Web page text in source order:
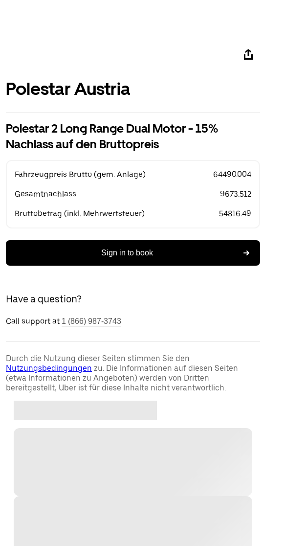
Polestar Austria
Polestar 2 Long Range Dual Motor - 15%
Nachlass auf den Bruttopreis
Fahrzeugpreis Brutto (gem. Anlage) 64490.004
Gesamtnachlass 9673.512
Bruttobetrag (inkl. Mehrwertsteuer) 54816.49
Sign in to book
Have a question?
Call support at 1 (866) 987-3743
Durch die Nutzung dieser Seiten stimmen Sie den
Nutzungsbedingungen zu. Die Informationen auf diesen Seiten
(etwa Informationen zu Angeboten) werden von Dritten
bereitgestellt, Uber ist für diese Inhalte nicht verantwortlich.